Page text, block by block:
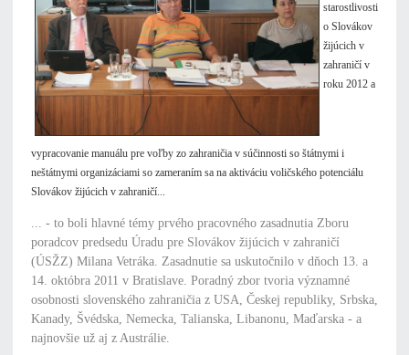
starostlivosti
o Slovákov
žijúcich v
zahraničí v
roku 2012 a
vypracovanie manuálu pre voľby zo zahraničia v súčinnosti so štátnymi i
neštátnymi organizáciami so zameraním sa na aktiváciu voličského potenciálu
Slovákov žijúcich v zahraničí...
... - to boli hlavné témy prvého pracovného zasadnutia Zboru
poradcov predsedu Úradu pre Slovákov žijúcich v zahraničí
(ÚSŽZ) Milana Vetráka. Zasadnutie sa uskutočnilo v dňoch 13. a
14. októbra 2011 v Bratislave. Poradný zbor tvoria významné
osobnosti slovenského zahraničia z USA, Českej republiky, Srbska,
Kanady, Švédska, Nemecka, Talianska, Libanonu, Maďarska - a
najnovšie už aj z Austrálie.